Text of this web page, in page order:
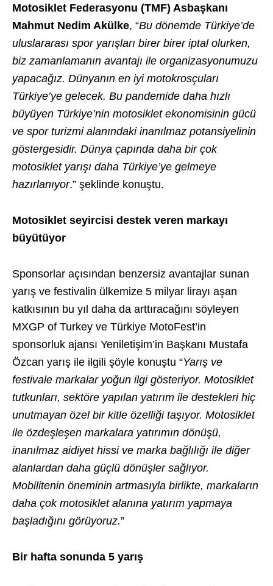
Motosiklet Federasyonu (TMF) Asbaşkanı
Mahmut Nedim Akülke, “Bu dönemde Türkiye’de
uluslararası spor yarışları birer birer iptal olurken,
biz zamanlamanın avantajı ile organizasyonumuzu
yapacağız. Dünyanın en iyi motokrosçuları
Türkiye’ye gelecek. Bu pandemide daha hızlı
büyüyen Türkiye’nin motosiklet ekonomisinin gücü
ve spor turizmi alanındaki inanılmaz potansiyelinin
göstergesidir. Dünya çapında daha bir çok
motosiklet yarışı daha Türkiye’ye gelmeye
hazırlanıyor.” şeklinde konuştu.
Motosiklet seyircisi destek veren markayı
büyütüyor
Sponsorlar açısından benzersiz avantajlar sunan
yarış ve festivalin ülkemize 5 milyar lirayı aşan
katkısının bu yıl daha da arttıracağını söyleyen
MXGP of Turkey ve Türkiye MotoFest’in
sponsorluk ajansı Yeniletişim’in Başkanı Mustafa
Özcan yarış ile ilgili şöyle konuştu “Yarış ve
festivale markalar yoğun ilgi gösteriyor. Motosiklet
tutkunları, sektöre yapılan yatırım ile destekleri hiç
unutmayan özel bir kitle özelliği taşıyor. Motosiklet
ile özdeşleşen markalara yatırımın dönüşü,
inanılmaz aidiyet hissi ve marka bağlılığı ile diğer
alanlardan daha güçlü dönüşler sağlıyor.
Mobilitenin öneminin artmasıyla birlikte, markaların
daha çok motosiklet alanına yatırım yapmaya
başladığını görüyoruz.”
Bir hafta sonunda 5 yarış